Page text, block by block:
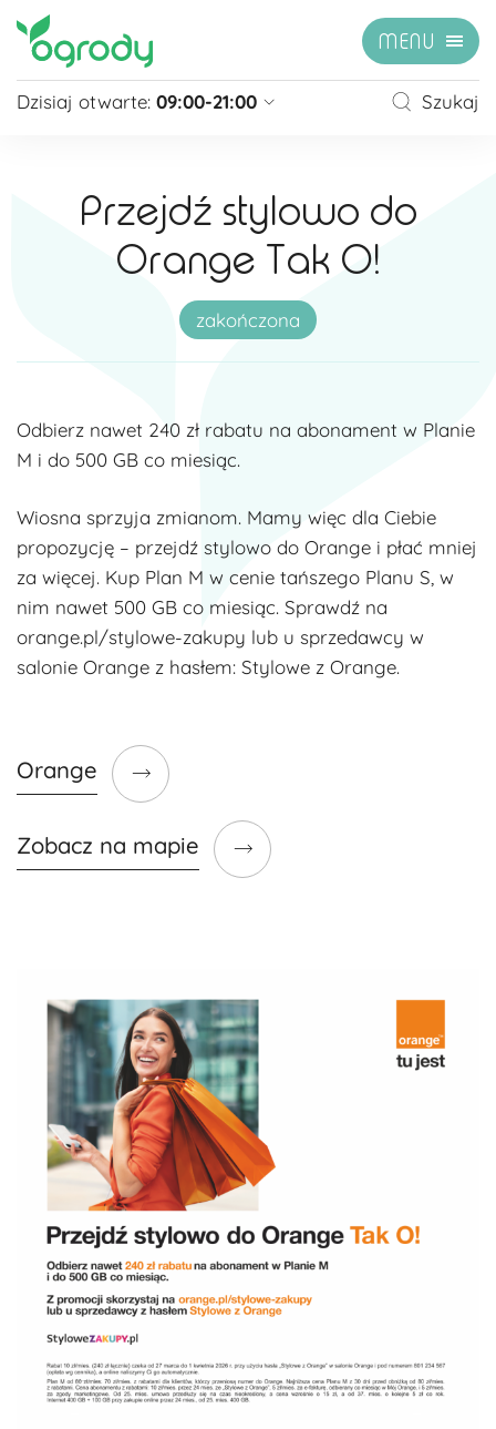
MENU
Dzisiaj otwarte: 09:00-21:00
Niedziela
zamknięte
Niedziela handlowa
10:00 - 20:00
zobacz więcej »
Szukaj
Przejdź stylowo do
Orange Tak O!
zakończona
Odbierz nawet 240 zł rabatu na abonament w Planie
M i do 500 GB co miesiąc.
Wiosna sprzyja zmianom. Mamy więc dla Ciebie
propozycję – przejdź stylowo do Orange i płać mniej
za więcej. Kup Plan M w cenie tańszego Planu S, w
nim nawet 500 GB co miesiąc. Sprawdź na
orange.pl/stylowe-zakupy lub u sprzedawcy w
salonie Orange z hasłem: Stylowe z Orange.
Orange
Zobacz na mapie